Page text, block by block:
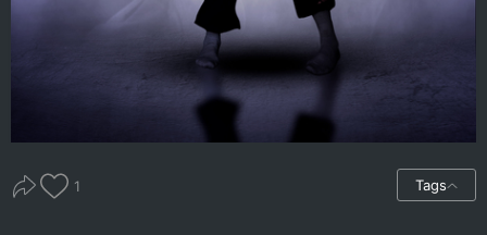
1 Tags